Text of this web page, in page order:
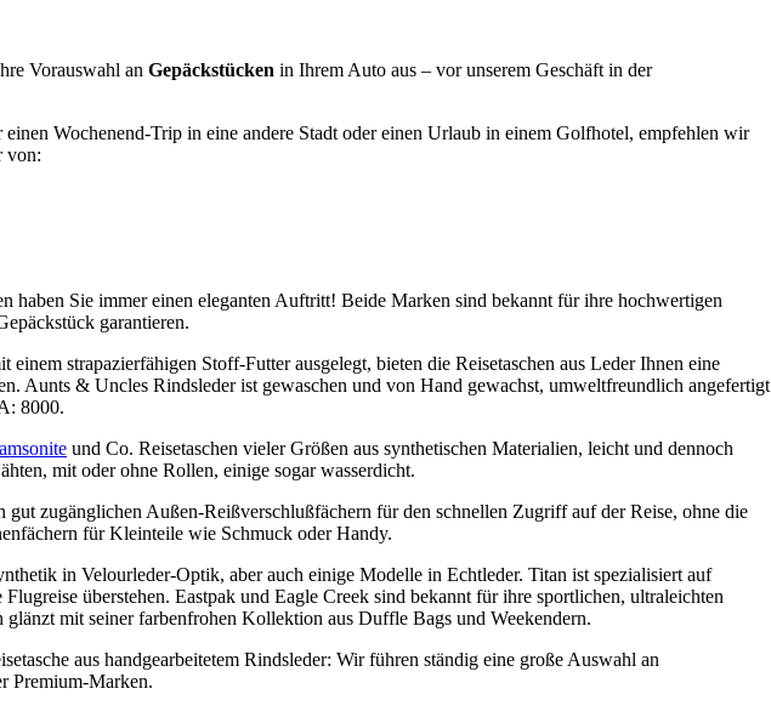
Vorauswahl an Gepäckstücken in Ihrem Auto aus – vor unserem Geschäft in der
Wochenend-Trip in eine andere Stadt oder einen Urlaub in einem Golfhotel, empfehlen wir
von:
haben Sie immer einen eleganten Auftritt! Beide Marken sind bekannt für ihre hochwertigen
garantieren.
strapazierfähigen Stoff-Futter ausgelegt, bieten die Reisetaschen aus Leder Ihnen eine
Aunts & Uncles Rindsleder ist gewaschen und von Hand gewachst, umweltfreundlich angefertigt
8000.
und Co. Reisetaschen vieler Größen aus synthetischen Materialien, leicht und dennoch
mit oder ohne Rollen, einige sogar wasserdicht.
gut zugänglichen Außen-Reißverschlußfächern für den schnellen Zugriff auf der Reise, ohne die
für Kleinteile wie Schmuck oder Handy.
in Velourleder-Optik, aber auch einige Modelle in Echtleder. Titan ist spezialisiert auf
überstehen. Eastpak und Eagle Creek sind bekannt für ihre sportlichen, ultraleichten
mit seiner farbenfrohen Kollektion aus Duffle Bags und Weekendern.
aus handgearbeitetem Rindsleder: Wir führen ständig eine große Auswahl an
Premium-Marken.